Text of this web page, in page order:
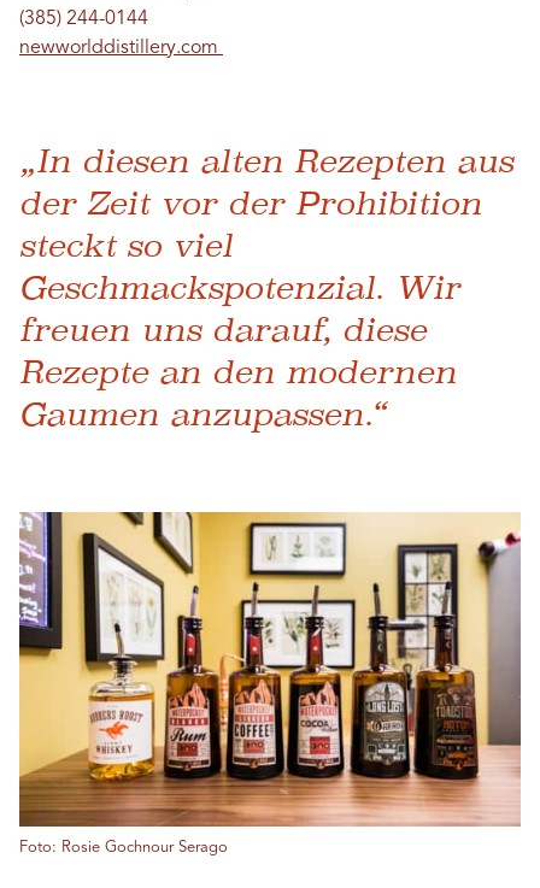
(385) 244-0144
newworlddistillery.com
„In diesen alten Rezepten aus
der Zeit vor der Prohibition
steckt so viel
Geschmackspotenzial. Wir
freuen uns darauf, diese
Rezepte an den modernen
Gaumen anzupassen.“
Foto: Rosie Gochnour Serago